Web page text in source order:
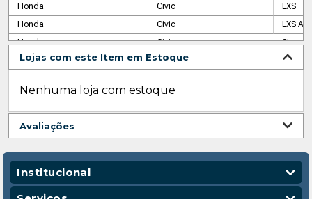
Honda
Civic
LXS
Honda
Civic
LXS
Honda
Civic SI
Lojas com este Item em Estoque
Nenhuma loja com estoque
Avaliações
Institucional
Quem Somos